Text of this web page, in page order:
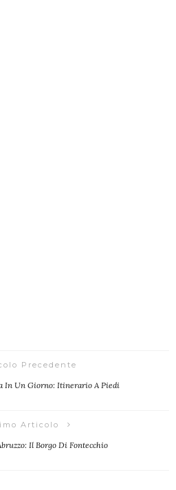
Precedente
In Un Giorno: Itinerario A Piedi
Articolo
Il Borgo Di Fontecchio